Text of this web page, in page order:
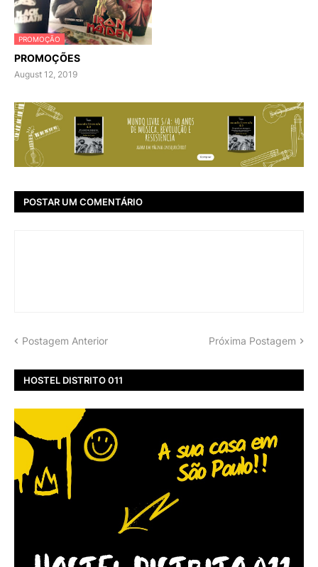
PROMOÇÃO
PROMOÇÕES
August 12, 2019
POSTAR UM COMENTÁRIO
Postagem Anterior Próxima Postagem
HOSTEL DISTRITO 011